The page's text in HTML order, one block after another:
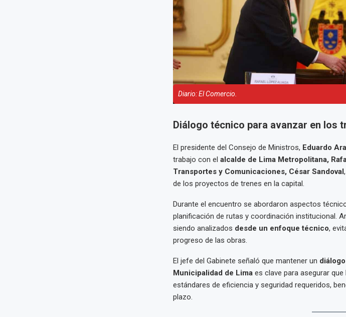
Diario: El Comercio.
Diálogo técnico para avanzar en los
El presidente del Consejo de Ministros, Eduardo
trabajo con el alcalde de Lima Metropolitana,
Transportes y Comunicaciones, César Sandoval
de los proyectos de trenes en la capital.
Durante el encuentro se abordaron aspectos
planificación de rutas y coordinación institucional.
siendo analizados desde un enfoque técnico,
progreso de las obras.
El jefe del Gabinete señaló que mantener un
Municipalidad de Limaes clave para asegurar
estándares de eficiencia y seguridad requeridos,
plazo.